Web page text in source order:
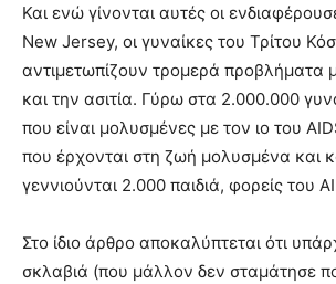
Και ενώ γίνονται αυτές οι
New Jersey, οι γυναίκες του Τρίτου
αντιμετωπίζουν τρομερά προβλήματα
και την ασιτία. Γύρω στα 2.000.000
που είναι μολυσμένες με τον ιο του
που έρχονται στη ζωή μολυσμένα και
γεννιούνται 2.000 παιδιά, φορείς του
Στο ίδιο άρθρο αποκαλύπτεται ότι
σκλαβιά (που μάλλον δεν σταμάτησε